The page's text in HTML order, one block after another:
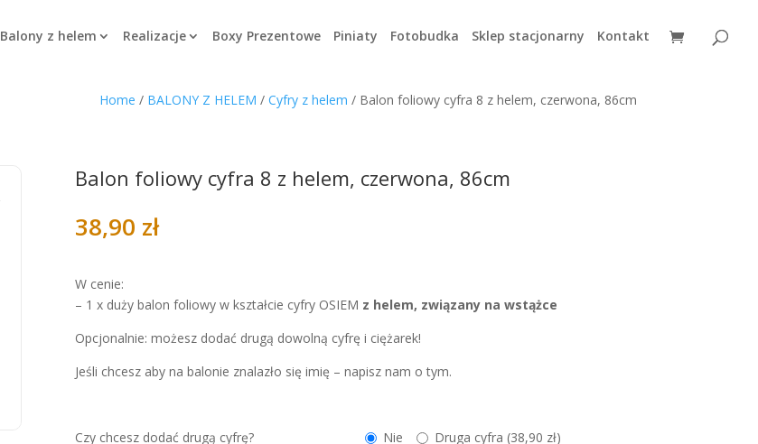
Balony z helem Realizacje Boxy Prezentowe Piniaty Fotobudka Sklep stacjonarny Kontakt
Home / BALONY Z HELEM / Cyfry z helem / Balon foliowy cyfra 8 z helem, czerwona, 86cm
Balon foliowy cyfra 8 z helem, czerwona, 86cm
38,90 zł
W cenie:
– 1 x duży balon foliowy w kształcie cyfry OSIEM z helem, związany na wstążce
Opcjonalnie: możesz dodać drugą dowolną cyfrę i ciężarek!
Jeśli chcesz aby na balonie znalazło się imię – napisz nam o tym.
Czy chcesz dodać drugą cyfrę? Nie Druga cyfra (38,90 zł)